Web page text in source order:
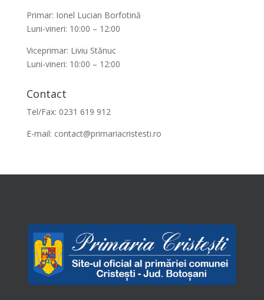
Primar: Ionel Lucian Borfotină
Luni-vineri: 10:00 – 12:00
Viceprimar: Liviu Stănuc
Luni-vineri: 10:00 – 12:00
Contact
Tel/Fax: 0231 619 912
E-mail: contact@primariacristesti.ro